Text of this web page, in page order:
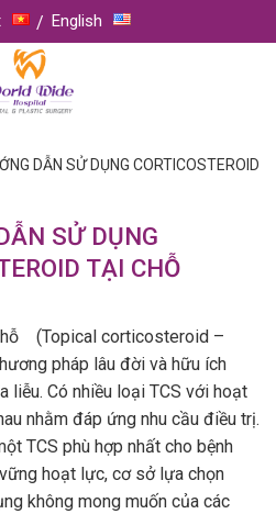
English
DẪN SỬ DỤNG CORTICOSTEROID
SỬ DỤNG
TẠI CHỖ
corticosteroid –
pháp lâu đời và hữu ích
liễu. Có nhiều loại TCS với hoạt
nhằm đáp ứng nhu cầu điều trị.
TCS phù hợp nhất cho bệnh
hoạt lực, cơ sở lựa chọn
không mong muốn của các